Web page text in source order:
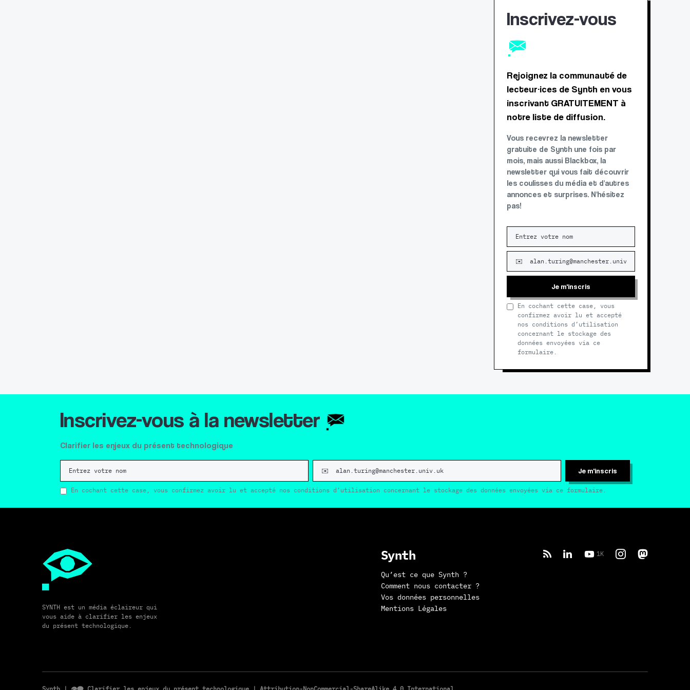
Inscrivez-vous
Rejoignez la communauté de
lecteur·ices de Synth en vous
inscrivant GRATUITEMENT à
notre liste de diffusion.
Vous recevrez la newsletter
gratuite de Synth une fois par
mois, mais aussi Blackbox, la
newsletter qui vous fait découvrir
les coulisses du média et d'autres
annonces et surprises. N'hésitez
pas!
Je m'inscris
En cochant cette case, vous
confirmez avoir lu et accepté
nos conditions d’utilisation
concernant le stockage des
données envoyées via ce
formulaire.
Inscrivez-vous à la newsletter
Clarifier les enjeux du présent technologique
Je m'inscris
En cochant cette case, vous confirmez avoir lu et accepté nos conditions d’utilisation concernant le stockage des données envoyées via ce formulaire.
SYNTH est un média éclaireur qui
vous aide à clarifier les enjeux
du présent technologique.
Synth
Qu’est ce que Synth ?
Comment nous contacter ?
Vos données personnelles
Mentions Légales
1K